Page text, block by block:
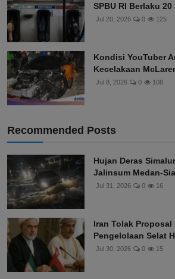
SPBU RI Berlaku 20
Jul 20, 2026 0 125
Kondisi YouTuber
Kecelakaan
Jul 8, 2026 0 108
Recommended Posts
Hujan Deras
Jalinsum Medan-
Jul 31, 2026 0 16
Iran Tolak Proposal
Pengelolaan Selat
Jul 30, 2026 0 15